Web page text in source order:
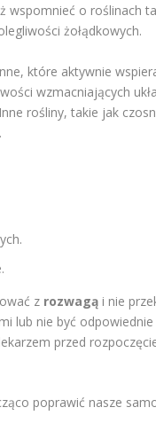
o roślinach
żołądkowych.
które aktywnie
wzmacniających
rośliny, takie jak
z rozwagą i nie
lub nie być
przed
poprawić nasze